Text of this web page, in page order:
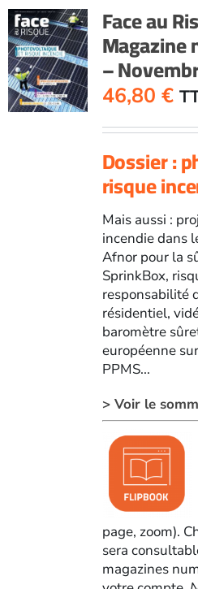
Face au
Magazine
–
46,80 €
Dossier :
risque
Mais aussi :
incendie dans
Afnor pour la
SprinkBox,
responsabilité
résidentiel,
baromètre
européenne
PPMS...
> Voir le
page, zoom).
sera
magazines